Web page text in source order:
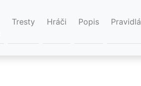
Tresty Hráči Popis Pravidlá